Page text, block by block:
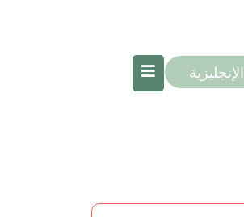
الإنجليزية